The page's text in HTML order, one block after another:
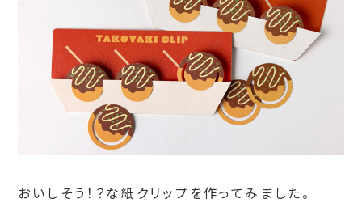
おいしそう！？な紙クリップを作ってみました。